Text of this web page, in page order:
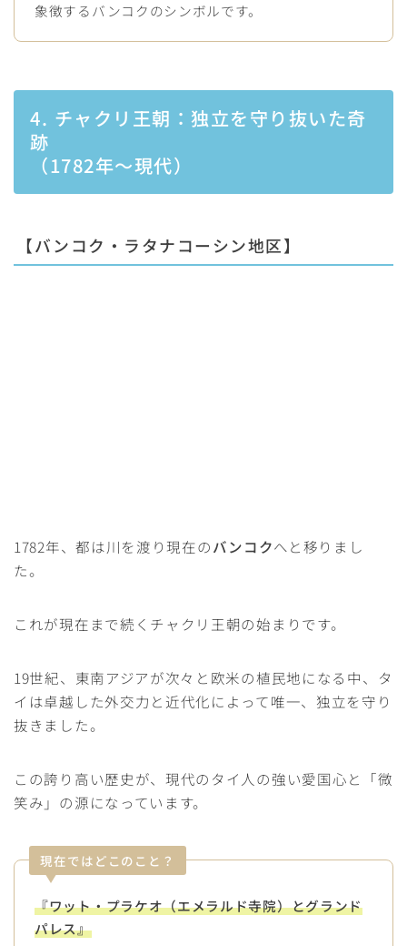
象徴するバンコクのシンボルです。
4. チャクリ王朝：独立を守り抜いた奇
跡
（1782年〜現代）
【バンコク・ラタナコーシン地区】
1782年、都は川を渡り現在のバンコクへと移りまし
た。
これが現在まで続くチャクリ王朝の始まりです。
19世紀、東南アジアが次々と欧米の植民地になる中、タ
イは卓越した外交力と近代化によって唯一、独立を守り
抜きました。
この誇り高い歴史が、現代のタイ人の強い愛国心と「微
笑み」の源になっています。
現在ではどこのこと？
『ワット・プラケオ（エメラルド寺院）とグランド
パレス』